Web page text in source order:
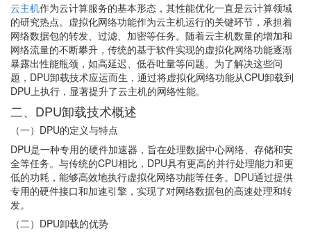
云主机作为云计算服务的基本形态，其性能优化一直是云计算领域
的研究热点。虚拟化网络功能作为云主机运行的关键环节，承担着
网络数据包的转发、过滤、加密等任务。随着云主机数量的增加和
网络流量的不断攀升，传统的基于软件实现的虚拟化网络功能逐渐
暴露出性能瓶颈，如高延迟、低吞吐量等问题。为了解决这些问
题，DPU卸载技术应运而生，通过将虚拟化网络功能从CPU卸载到
DPU上执行，显著提升了云主机的网络性能。
二、DPU卸载技术概述
（一）DPU的定义与特点
DPU是一种专用的硬件加速器，旨在处理数据中心网络、存储和安
全等任务。与传统的CPU相比，DPU具有更高的并行处理能力和更
低的功耗，能够高效地执行虚拟化网络功能等任务。DPU通过提供
专用的硬件接口和加速引擎，实现了对网络数据包的高速处理和转
发。
（二）DPU卸载的优势